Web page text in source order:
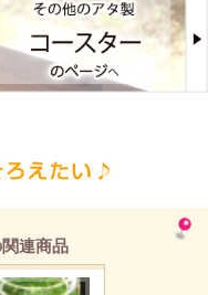
連商品